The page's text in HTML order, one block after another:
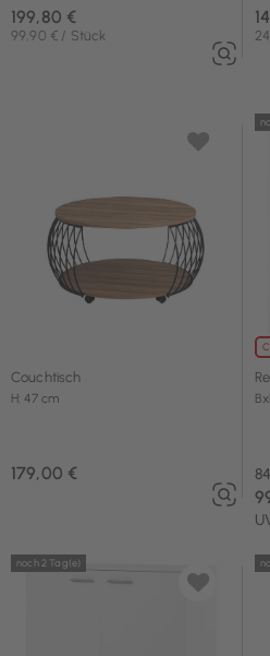
199,80 €
99,90 € / Stück
Couchtisch
H: 47 cm
179,00 €
noch 2 Tag(e)